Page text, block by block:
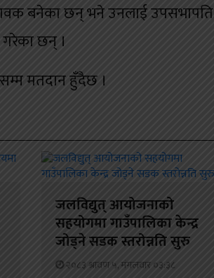
बनेका छन् भने उनलाई उपसभापति
गरेका छन् ।
मतदान हुँदैछ ।
जलविद्युत् आयोजनाको
सहयोगमा गाउँपालिका केन्द्र
जोड्ने सडक स्तरोन्नति सुरु
२०८३ श्रावण ५, मंगलवार ०३:३८